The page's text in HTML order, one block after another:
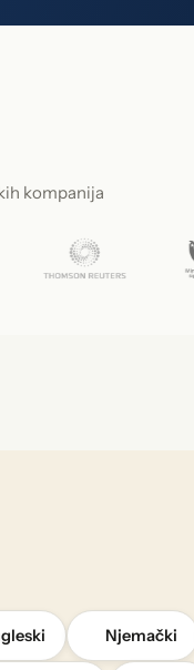
kompanija
Njemački